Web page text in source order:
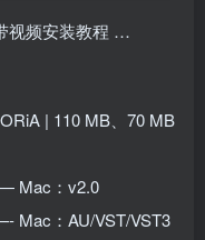
视频安装教程 …
| 110 MB、70 MB
Mac：v2.0
：AU/VST/VST3